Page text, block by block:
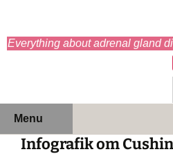
Everything about adrenal gland
Menu
indhold
Infografik om